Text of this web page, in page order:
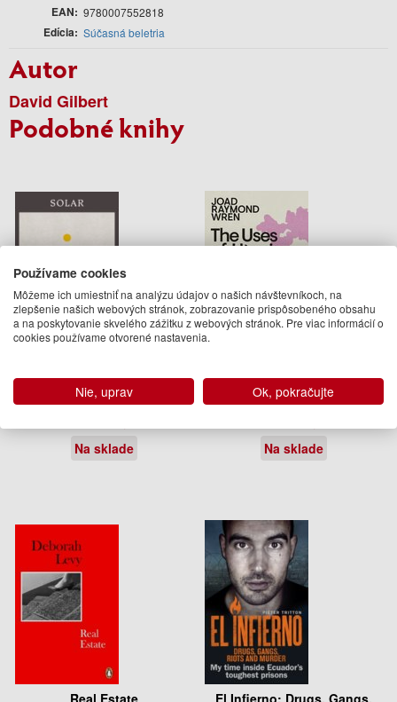
EAN 9780007552818
Edícia Súčasná beletria
Autor
David Gilbert
Podobné knihy
Ian McEwan
Na sklade
Joad Raymond Wren
Na sklade
Real Estate
El Infierno: Drugs, Gangs,
Používame cookies
Môžeme ich umiestniť na analýzu údajov o našich návštevníkoch, na
zlepšenie našich webových stránok, zobrazovanie prispôsobeného obsahu
a na poskytovanie skvelého zážitku z webových stránok. Pre viac informácií o
cookies používame otvorené nastavenia.
Nie, uprav Ok, pokračujte